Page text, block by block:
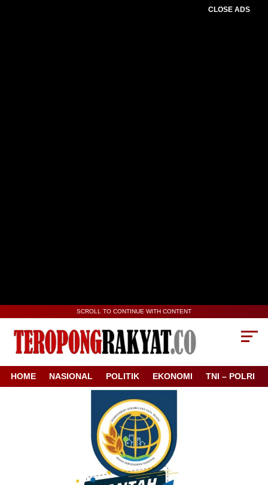
CLOSE ADS
SCROLL TO CONTINUE WITH CONTENT
HOME NASIONAL POLITIK EKONOMI TNI – POLRI